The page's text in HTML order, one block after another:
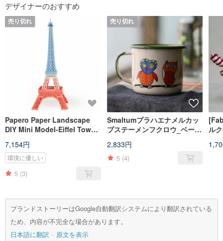
デザイナーのおすすめ
売り切れ
Papero Paper Landscape
DIY Mini Model-Eiffel Tower
7,154円
環境に優しい
5 (3)
売り切れ
Smaltumプラハエナメルカッ
プステーメンフクロウ_ベージ
（FDN000366）
2,833円
5 (4)
ル
ィ
ブランドストーリーはGoogle自動翻訳システムにより翻訳されている
ため、内容が不完全な場合があります。
日本語に翻訳
原文を表示